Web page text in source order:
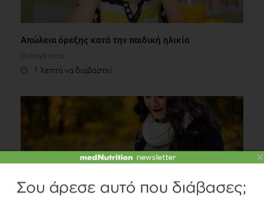
Απώλεια όρεξης κατά την παιδική ηλικία
Οικογένεια
1 λεπτό να διαβαστεί
×